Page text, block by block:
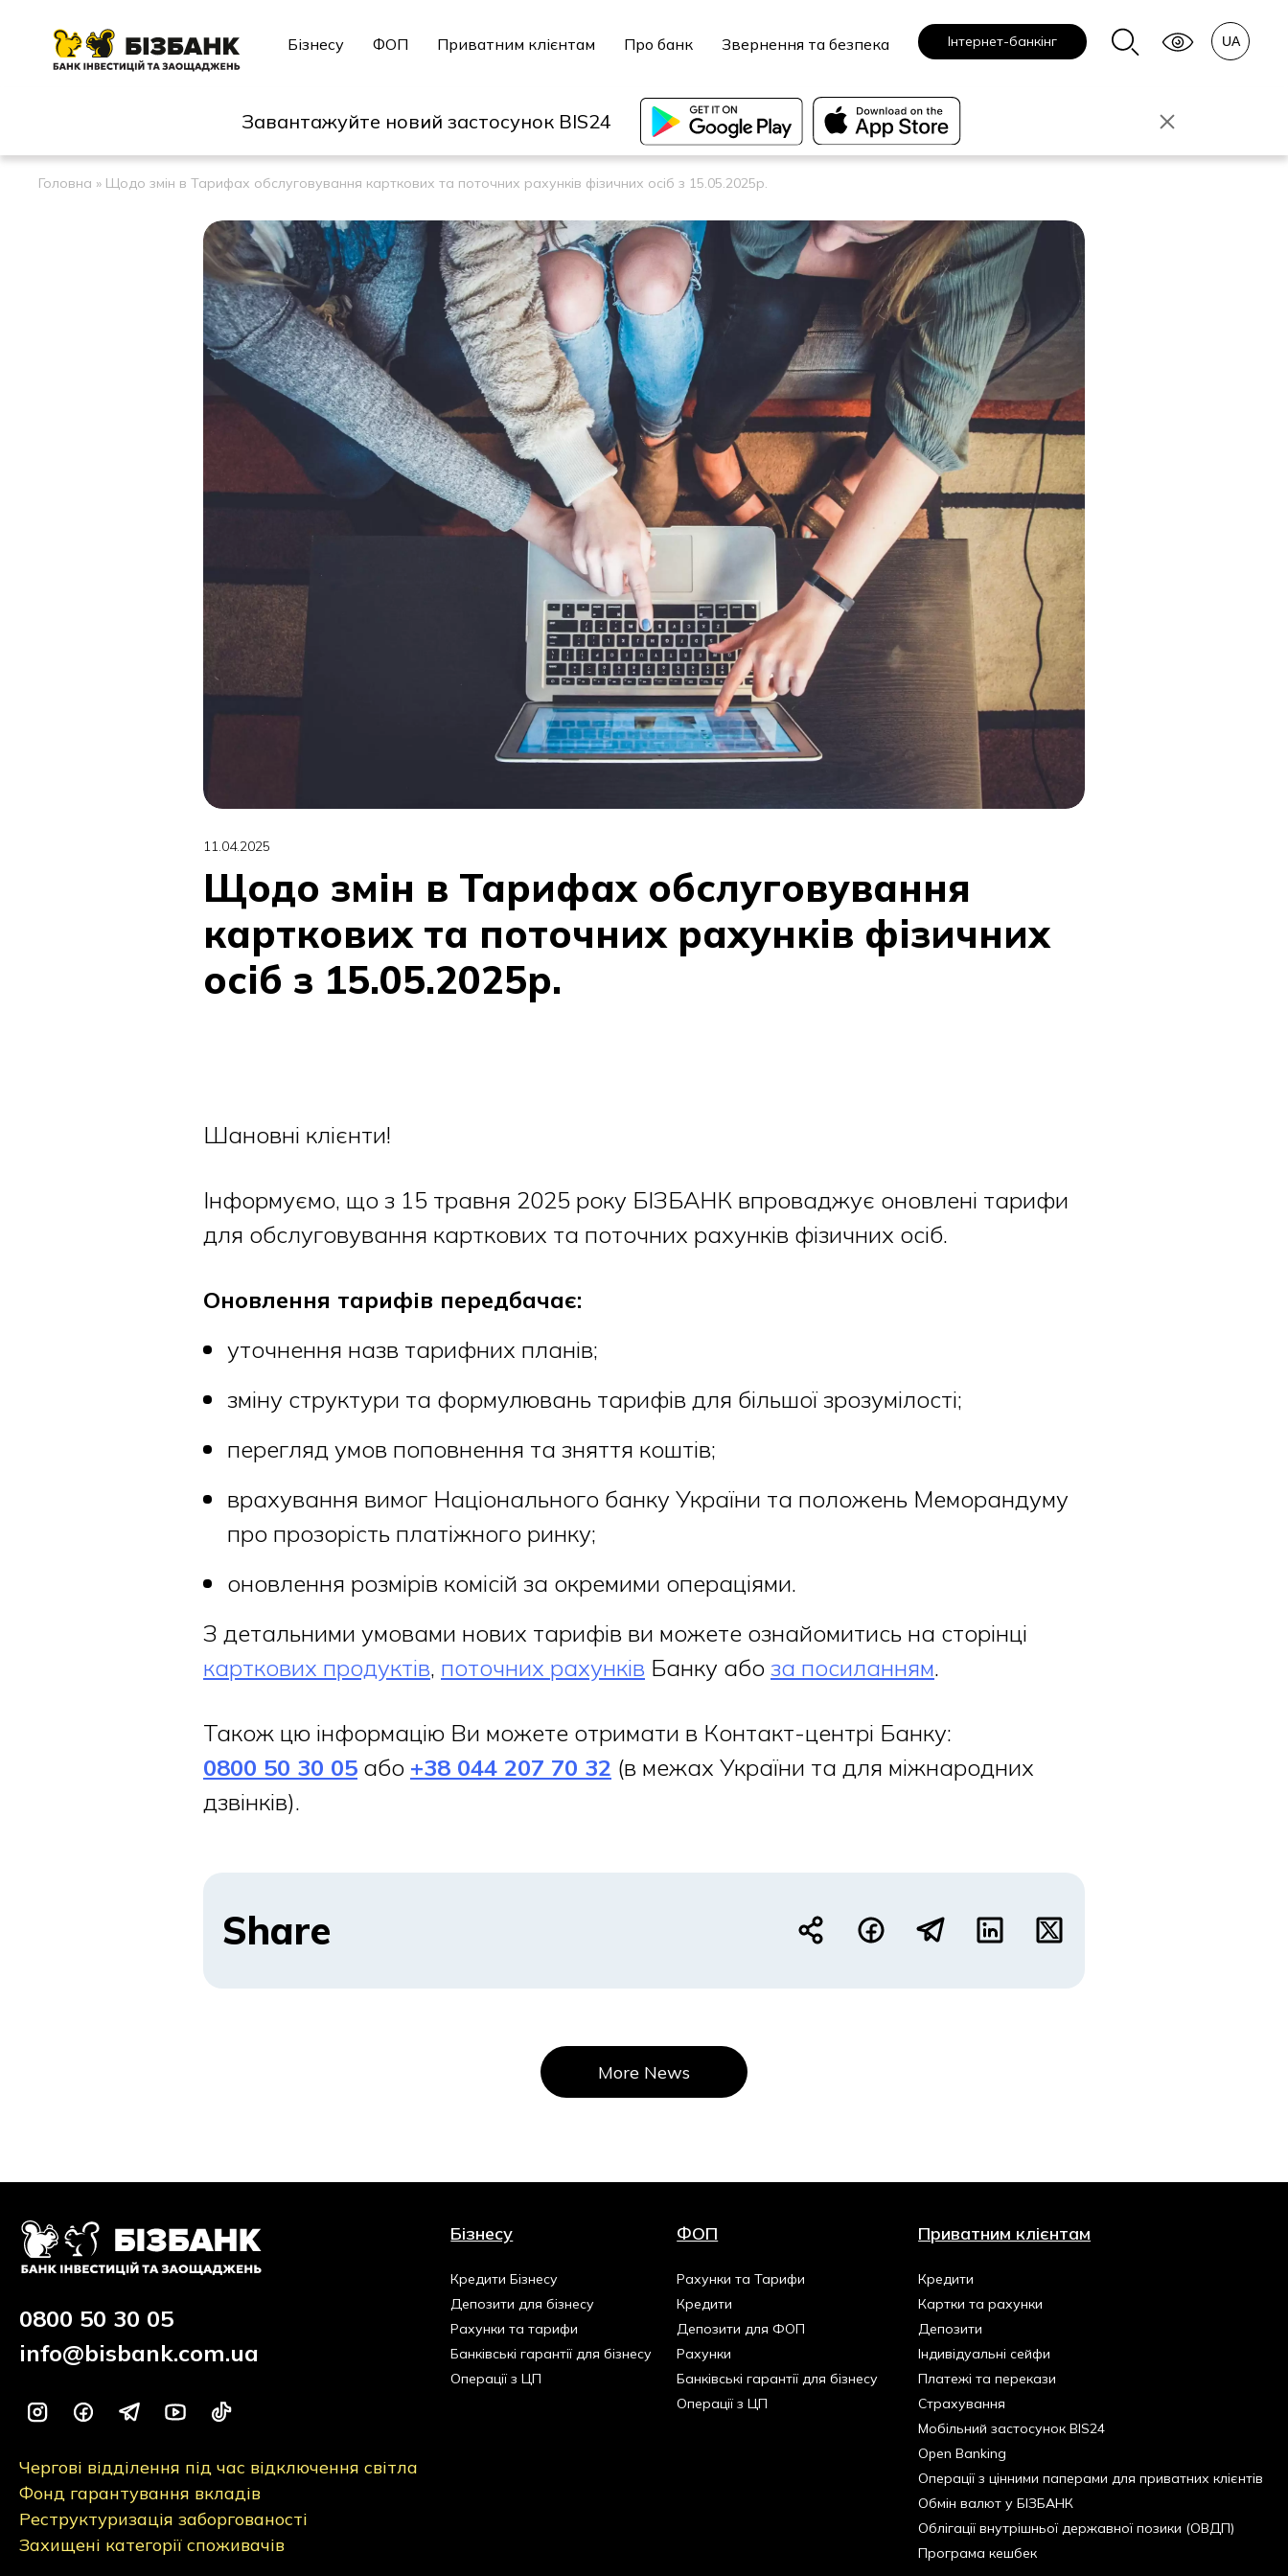
Бізнесу ФОП Приватним клієнтам Про банк Звернення та безпека Інтернет-банкінг
Завантажуйте новий застосунок BIS24
Головна » Щодо змін в Тарифах обслуговування карткових та поточних рахунків фізичних осіб з 15.05.2025р.
11.04.2025
Щодо змін в Тарифах обслуговування
карткових та поточних рахунків фізичних
осіб з 15.05.2025р.
Шановні клієнти!
Інформуємо, що з 15 травня 2025 року БІЗБАНК впроваджує оновлені тарифи
для обслуговування карткових та поточних рахунків фізичних осіб.
Оновлення тарифів передбачає:
уточнення назв тарифних планів;
зміну структури та формулювань тарифів для більшої зрозумілості;
перегляд умов поповнення та зняття коштів;
врахування вимог Національного банку України та положень Меморандуму
про прозорість платіжного ринку;
оновлення розмірів комісій за окремими операціями.
З детальними умовами нових тарифів ви можете ознайомитись на сторінці
карткових продуктів, поточних рахунків Банку або за посиланням.
Також цю інформацію Ви можете отримати в Контакт-центрі Банку:
0800 50 30 05 або +38 044 207 70 32 (в межах України та для міжнародних
дзвінків).
Share
More News
Бізнесу
Кредити Бізнесу
Депозити для бізнесу
Рахунки та тарифи
Банківські гарантії для бізнесу
Операції з ЦП
ФОП
Рахунки та Тарифи
Кредити
Депозити для ФОП
Рахунки
Банківські гарантії для бізнесу
Операції з ЦП
Приватним клієнтам
Кредити
Картки та рахунки
Депозити
Індивідуальні сейфи
Платежі та перекази
Страхування
Мобільний застосунок BIS24
Open Banking
Операції з цінними паперами для приватних клієнтів
Обмін валют у БІЗБАНК
Облігації внутрішньої державної позики (ОВДП)
Програма кешбек
0800 50 30 05
info@bisbank.com.ua
Чергові відділення під час відключення світла
Фонд гарантування вкладів
Реструктуризація заборгованості
Захищені категорії споживачів